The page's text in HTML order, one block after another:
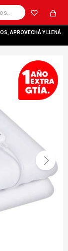
APROVECHÁ Y LLENÁ